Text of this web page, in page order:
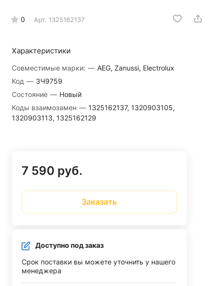
0 Арт. 1325162137
Характеристики
Совместимые марки: — AEG, Zanussi, Electrolux
Код — ЗЧ9759
Состояние — Новый
Коды взаимозамен — 1325162137, 1320903105,
1320903113, 1325162129
7 590 руб.
Заказать
Доступно под заказ
Срок поставки вы можете уточнить у нашего
менеджера